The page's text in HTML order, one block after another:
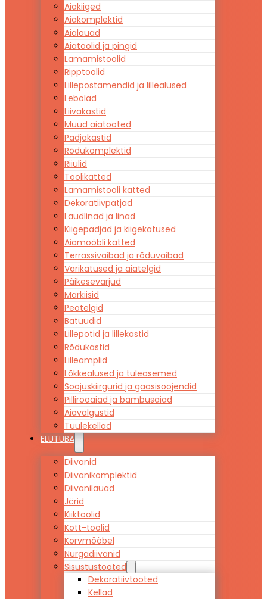
Aiakiiged
Aiakomplektid
Aialauad
Aiatoolid ja pingid
Lamamistoolid
Ripptoolid
Lillepostamendid ja lillealused
Lebolad
Liivakastid
Muud aiatooted
Padjakastid
Rõdukomplektid
Riiulid
Toolikatted
Lamamistooli katted
Dekoratiivpatjad
Laudlinad ja linad
Kiigepadjad ja kiigekatused
Aiamööbli katted
Terrassivaibad ja rõduvaibad
Varikatused ja aiatelgid
Päikesevarjud
Markiisid
Peotelgid
Batuudid
Lillepotid ja lillekastid
Rõdukastid
Lilleamplid
Lõkkealused ja tuleasemed
Soojuskiirgurid ja gaasisoojendid
Pillirooaiad ja bambusaiad
Aiavalgustid
Tuulekellad
ELUTUBA
Diivanid
Diivanikomplektid
Diivanilauad
Järid
Kiiktoolid
Kott-toolid
Korvmööbel
Nurgadiivanid
Sisustustooted
Dekoratiivtooted
Kellad